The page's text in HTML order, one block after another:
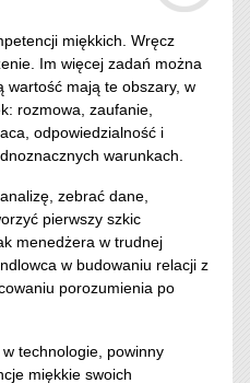
miękkich. Wręcz
Im więcej zadań można
wartość mają te obszary, w
rozmowa, zaufanie,
odpowiedzialność i
warunkach.
zebrać dane,
pierwszy szkic
menedżera w trudnej
w budowaniu relacji z
porozumienia po
technologie, powinny
miękkie swoich